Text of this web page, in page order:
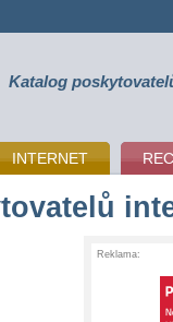
Katalog
INTERNET
Reklama: